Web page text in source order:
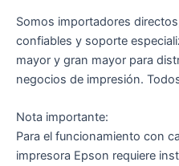
Somos importadores
confiables y soporte
mayor y gran mayor para
negocios de impresión.
Nota importante:
Para el funcionamiento con
impresora Epson requiere